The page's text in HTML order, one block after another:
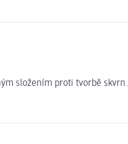
složením proti tvorbě skvrn.